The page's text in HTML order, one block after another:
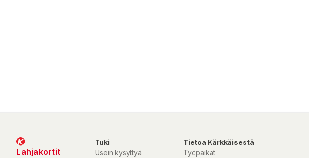
Lahjakortit
Tuki
Usein kysyttyä
Tietoa Kärkkäisestä
Työpaikat